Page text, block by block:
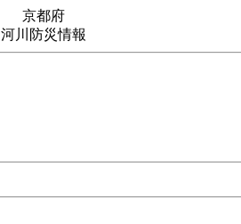
京都府
河川防災情報